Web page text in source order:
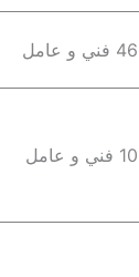
46 فني و عامل
10 فني و عامل